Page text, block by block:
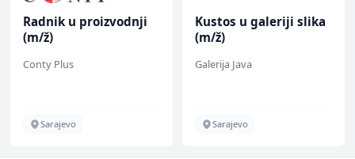
Kustos u galeriji slika
(m/ž)
Galerija Java
Sarajevo
Komercijalista -
Serviser kafe aparata
P Trade
Tuzla